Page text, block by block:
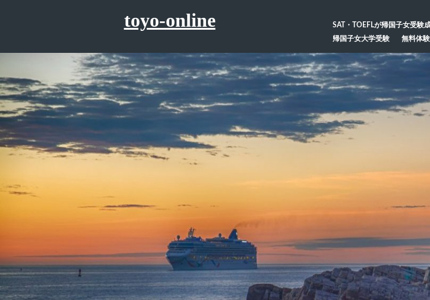
へ
ス
キ
ッ
プ
toyo-online SAT・TOEFLが帰国子女受験
帰国子女大学受験
無料体